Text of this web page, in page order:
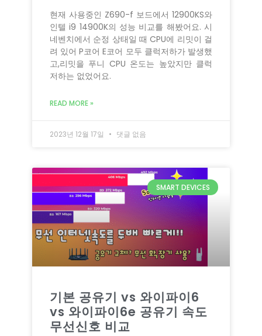
현재 사용중인 Z690-f 보드에서 12900KS와
인텔 i9 14900K의 성능 비교를 해봤어요. 시
네벤치에서 순정 상태일 때 CPU에 리밋이 걸
려 있어 P코어 E코어 모두 클럭저하가 발생했
고,리밋을 푸니 CPU 온도는 높았지만 클럭
저하는 없었어요.
READ MORE »
2023년 12월 17일 댓글 없음
SMART DEVICES
기본 공유기 vs 와이파이6
vs 와이파이6e 공유기 속도
무선신호 비교